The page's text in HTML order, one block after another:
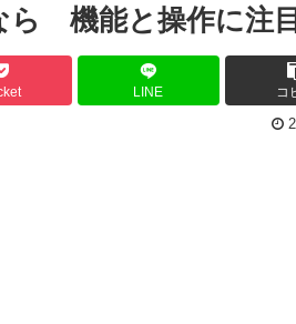
機能と操作に注目
LINE コ